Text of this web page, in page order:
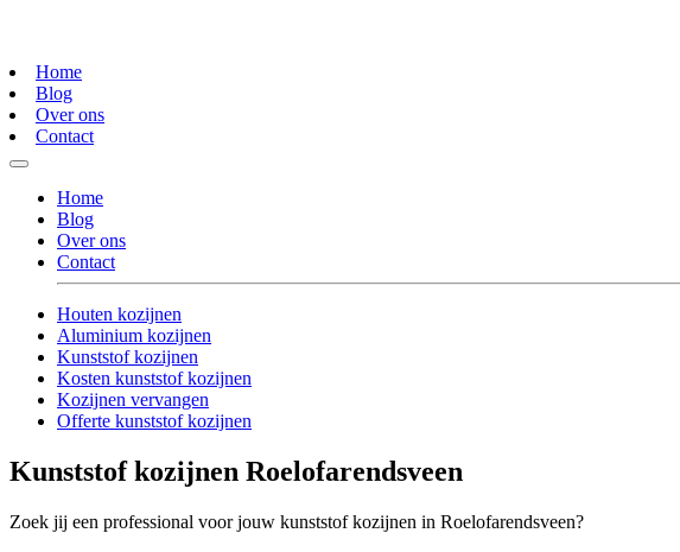
Home
Blog
Over ons
Contact
Home
Blog
Over ons
Contact
Houten kozijnen
Aluminium kozijnen
Kunststof kozijnen
Kosten kunststof kozijnen
Kozijnen vervangen
Offerte kunststof kozijnen
Kunststof kozijnen Roelofarendsveen
Zoek jij een professional voor jouw kunststof kozijnen in Roelofarendsveen?